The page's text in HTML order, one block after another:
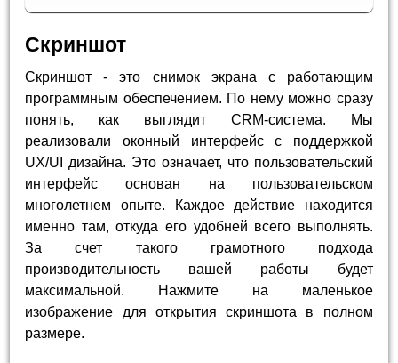
Скриншот
Скриншот - это снимок экрана с работающим
программным обеспечением. По нему можно сразу
понять, как выглядит CRM-система. Мы
реализовали оконный интерфейс с поддержкой
UX/UI дизайна. Это означает, что пользовательский
интерфейс основан на пользовательском
многолетнем опыте. Каждое действие находится
именно там, откуда его удобней всего выполнять.
За счет такого грамотного подхода
производительность вашей работы будет
максимальной. Нажмите на маленькое
изображение для открытия скриншота в полном
размере.